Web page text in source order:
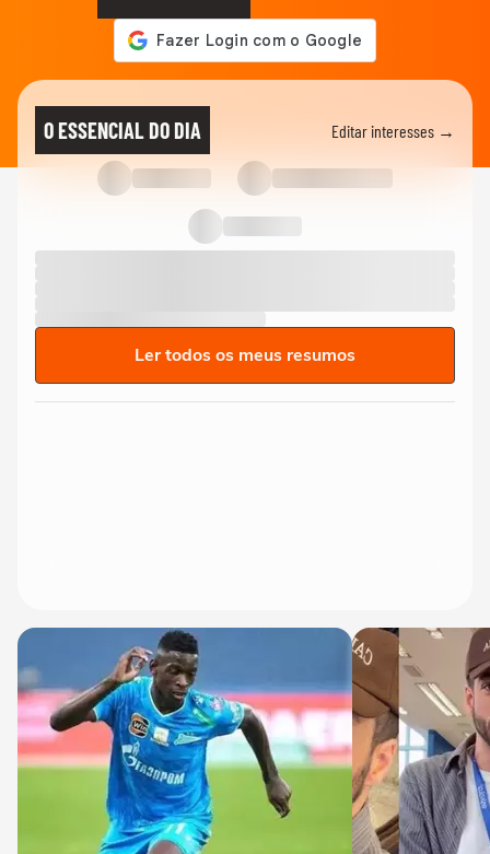
O ESSENCIAL DO DIA Editar interesses →
Ler todos os meus resumos